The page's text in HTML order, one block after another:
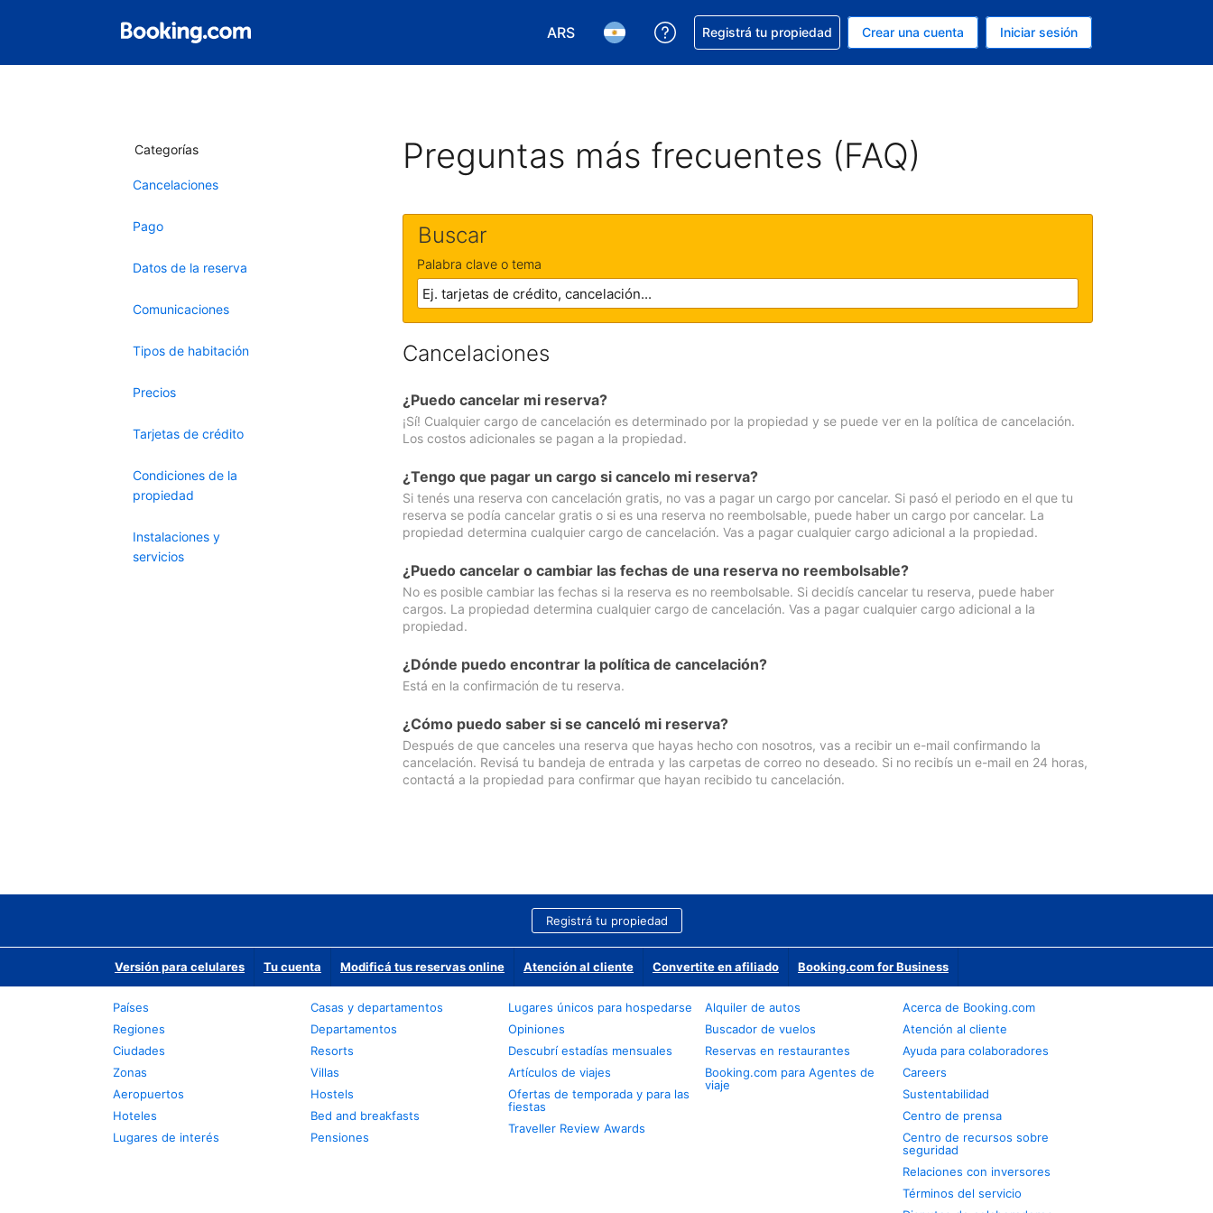
ARS
Elegir la moneda. Tu moneda actual es Peso argentino
Elegir el idioma. El idioma que estás usando es Español (Argentina)
Conseguí ayuda con tu reserva
Registrá tu propiedad Crear una cuenta Iniciar sesión
Categorías
Cancelaciones
Pago
Datos de la reserva
Comunicaciones
Tipos de habitación
Precios
Tarjetas de crédito
Condiciones de la
propiedad
Instalaciones y
servicios
Preguntas más frecuentes (FAQ)
Buscar
Palabra clave o tema
Cancelaciones
¿Puedo cancelar mi reserva?
¡Sí! Cualquier cargo de cancelación es determinado por la propiedad y se puede ver en la política de cancelación.
Los costos adicionales se pagan a la propiedad.
¿Tengo que pagar un cargo si cancelo mi reserva?
Si tenés una reserva con cancelación gratis, no vas a pagar un cargo por cancelar. Si pasó el periodo en el que tu
reserva se podía cancelar gratis o si es una reserva no reembolsable, puede haber un cargo por cancelar. La
propiedad determina cualquier cargo de cancelación. Vas a pagar cualquier cargo adicional a la propiedad.
¿Puedo cancelar o cambiar las fechas de una reserva no reembolsable?
No es posible cambiar las fechas si la reserva es no reembolsable. Si decidís cancelar tu reserva, puede haber
cargos. La propiedad determina cualquier cargo de cancelación. Vas a pagar cualquier cargo adicional a la
propiedad.
¿Dónde puedo encontrar la política de cancelación?
Está en la confirmación de tu reserva.
¿Cómo puedo saber si se canceló mi reserva?
Después de que canceles una reserva que hayas hecho con nosotros, vas a recibir un e-mail confirmando la
cancelación. Revisá tu bandeja de entrada y las carpetas de correo no deseado. Si no recibís un e-mail en 24 horas,
contactá a la propiedad para confirmar que hayan recibido tu cancelación.
Registrá tu propiedad
Versión para celulares Tu cuenta Modificá tus reservas online Atención al cliente Convertite en afiliado Booking.com for Business
Países
Regiones
Ciudades
Zonas
Aeropuertos
Hoteles
Lugares de interés
Casas y departamentos
Departamentos
Resorts
Villas
Hostels
Bed and breakfasts
Pensiones
Lugares únicos para hospedarse
Opiniones
Descubrí estadías mensuales
Artículos de viajes
Ofertas de temporada y para las
fiestas
Traveller Review Awards
Alquiler de autos
Buscador de vuelos
Reservas en restaurantes
Booking.com para Agentes de
viaje
Acerca de Booking.com
Atención al cliente
Ayuda para colaboradores
Careers
Sustentabilidad
Centro de prensa
Centro de recursos sobre
seguridad
Relaciones con inversores
Términos del servicio